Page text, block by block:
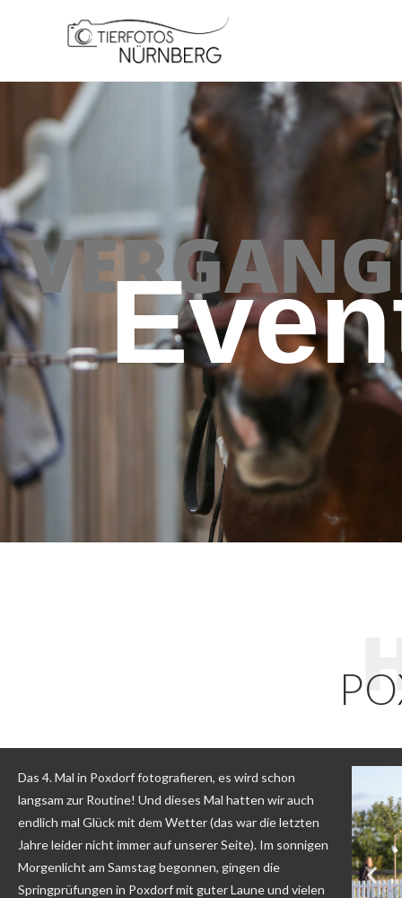
Das 4. Mal in Poxdorf fotografieren, es wird schon
langsam zur Routine! Und dieses Mal hatten wir auch
endlich mal Glück mit dem Wetter (das war die letzten
Jahre leider nicht immer auf unserer Seite). Im sonnigen
Morgenlicht am Samstag begonnen, gingen die
Springprüfungen in Poxdorf mit guter Laune und vielen